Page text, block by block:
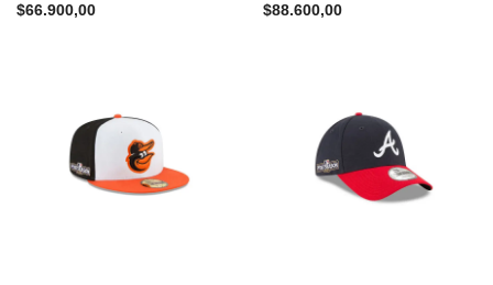
$66.900,00 $88.600,00